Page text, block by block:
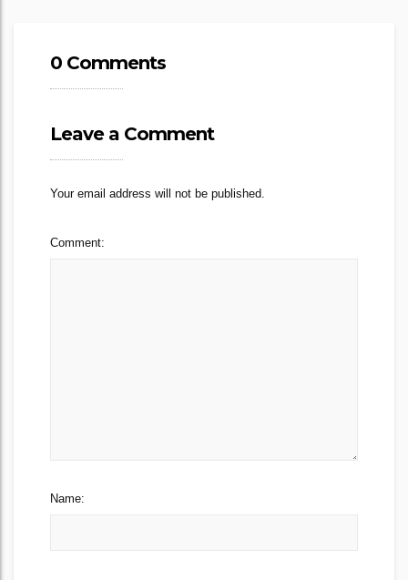
0 Comments
Leave a Comment
Your email address will not be published.
Comment:
Name: